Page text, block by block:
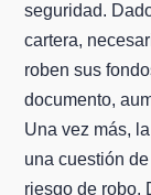
seguridad.
cartera,
roben sus
documento,
Una vez más,
una cuestión
riesgo de robo.